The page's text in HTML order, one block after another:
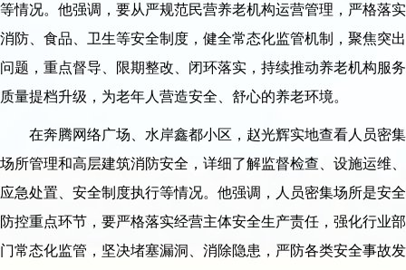
等情况。他强调，要从严规范民营养老机构运营管理，严格落实
消防、食品、卫生等安全制度，健全常态化监管机制，聚焦突出
问题，重点督导、限期整改、闭环落实，持续推动养老机构服务
质量提档升级，为老年人营造安全、舒心的养老环境。
在奔腾网络广场、水岸鑫都小区，赵光辉实地查看人员密集
场所管理和高层建筑消防安全，详细了解监督检查、设施运维、
应急处置、安全制度执行等情况。他强调，人员密集场所是安全
防控重点环节，要严格落实经营主体安全生产责任，强化行业部
门常态化监管，坚决堵塞漏洞、消除隐患，严防各类安全事故发